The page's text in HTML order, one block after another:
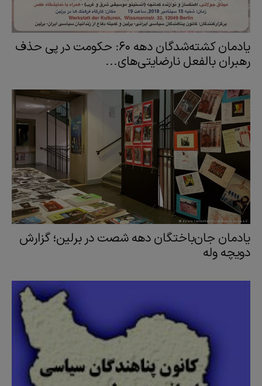
یادمان کشته‌شدگان دهه ۶۰: حکومت در پی حذف
رهبران بالفعل نارضایتی‌های...
یادمان جان‌باختگان دهه شصت در برلین؛ گزارش
دویچه وله